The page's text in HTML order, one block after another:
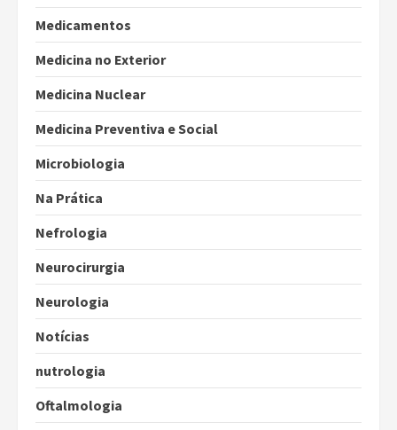
Medicamentos
Medicina no Exterior
Medicina Nuclear
Medicina Preventiva e Social
Microbiologia
Na Prática
Nefrologia
Neurocirurgia
Neurologia
Notícias
nutrologia
Oftalmologia